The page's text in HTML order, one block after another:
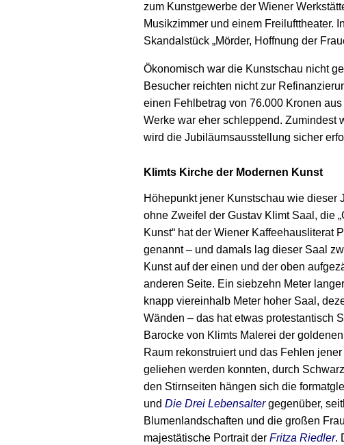
zum Kunstgewerbe der Wiener
Musikzimmer und einem Freilufttheater.
Skandalstück „Mörder, Hoffnung der
Ökonomisch war die Kunstschau nicht
Besucher reichten nicht zur
einen Fehlbetrag von 76.000 Kronen
Werke war eher schleppend. Zumindest
wird die Jubiläumsausstellung sicher
Klimts Kirche der Modernen Kunst
Höhepunkt jener Kunstschau wie dieser
ohne Zweifel der Gustav Klimt Saal, die
Kunst“ hat der Wiener Kaffeehausliterat
genannt – und damals lag dieser Saal
Kunst auf der einen und der oben
anderen Seite. Ein siebzehn Meter
knapp viereinhalb Meter hoher Saal,
Wänden – das hat etwas protestantisch
Barocke von Klimts Malerei der
Raum rekonstruiert und das Fehlen
geliehen werden konnten, durch
den Stirnseiten hängen sich die
und Die Drei Lebensaltergegenüber,
Blumenlandschaften und die großen
majestätische Portrait der Fritza Riedler.